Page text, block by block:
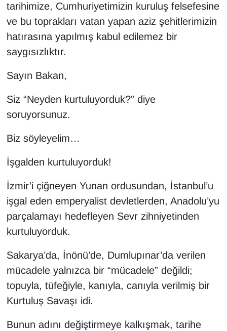
tarihimize, Cumhuriyetimizin kuruluş felsefesine
ve bu toprakları vatan yapan aziz şehitlerimizin
hatırasına yapılmış kabul edilemez bir
saygısızlıktır.
Sayın Bakan,
Siz “Neyden kurtuluyorduk?” diye
soruyorsunuz.
Biz söyleyelim…
İşgalden kurtuluyorduk!
İzmir’i çiğneyen Yunan ordusundan, İstanbul’u
işgal eden emperyalist devletlerden, Anadolu’yu
parçalamayı hedefleyen Sevr zihniyetinden
kurtuluyorduk.
Sakarya’da, İnönü’de, Dumlupınar’da verilen
mücadele yalnızca bir “mücadele” değildi;
topuyla, tüfeğiyle, kanıyla, canıyla verilmiş bir
Kurtuluş Savaşı idi.
Bunun adını değiştirmeye kalkışmak, tarihe